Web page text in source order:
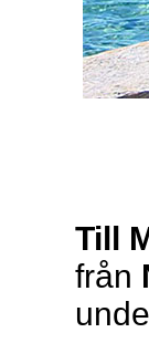
Till
från